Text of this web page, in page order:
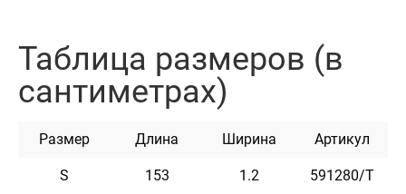
воском. Ее главные плюсы – это пластичность,
мягкость и уникальный вид. Кожа "Crazy Horse" -
специально подобранной высококачественной
фурнитурой придает изделиям винтажный внешний
Таблица размеров (в
сантиметрах)
Размер Длина Ширина Артикул
S 153 1.2 591280/Т